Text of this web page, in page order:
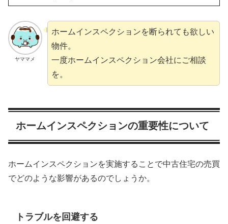
ヤママメ
ホームインスペクションを断られても欲しい
物件。
一度ホームインスペクション会社にご相談
を。
ホームインスペクションの重要性について
ホームインスペクションを実施することで中古住宅の売買
でどのような影響があるのでしょうか。
トラブルを回避する